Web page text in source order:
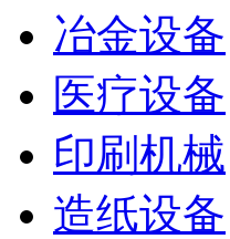
冶金设备
医疗设备
印刷机械
造纸设备